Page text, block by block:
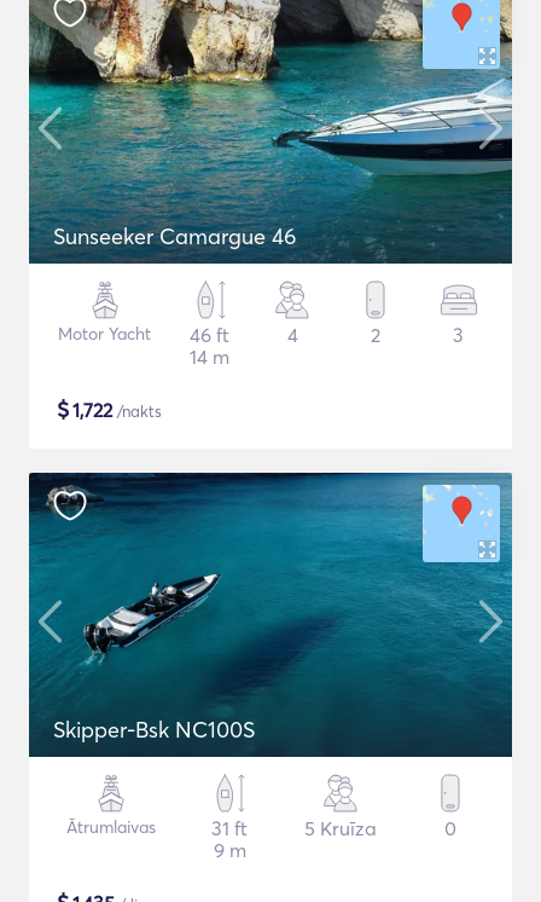
Sunseeker Camargue 46
Motor Yacht
46 ft
14 m
4 2 3
$1,722/nakts
Skipper-Bsk NC100S
Ātrumlaivas
31 ft
9 m
5 Kruīza 0